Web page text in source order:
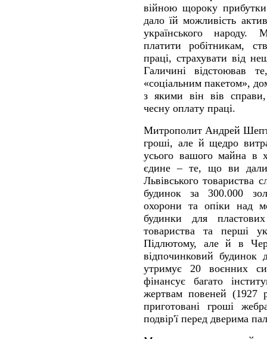
війною щороку
дало їй можливість
українського народу.
платити робітникам,
праці, страхувати від
Галичині відстоював
«соціальним пакетом»,
з якими він вів
чесну оплату праці.
Митрополит Андрей
гроші, але й щедро
усього вашого майна в
єдине – те, що ви
Львівського товариства
будинок за 300.000
охорони та опіки над
будинки для
товариства та перші
Підлютому, але й в
відпочинковий будинок
утримує 20 воєнних
фінансує багато
жертвам повеней (1927
приготовані гроші
подвір'ї перед дверима